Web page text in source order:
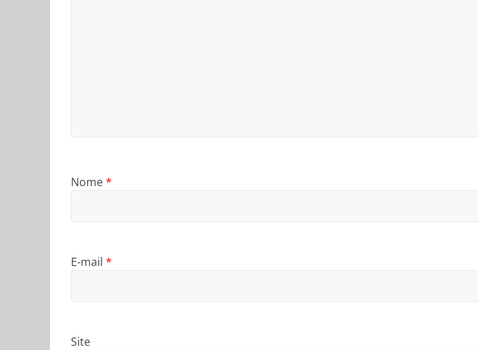
Nome*
E-mail *
Site